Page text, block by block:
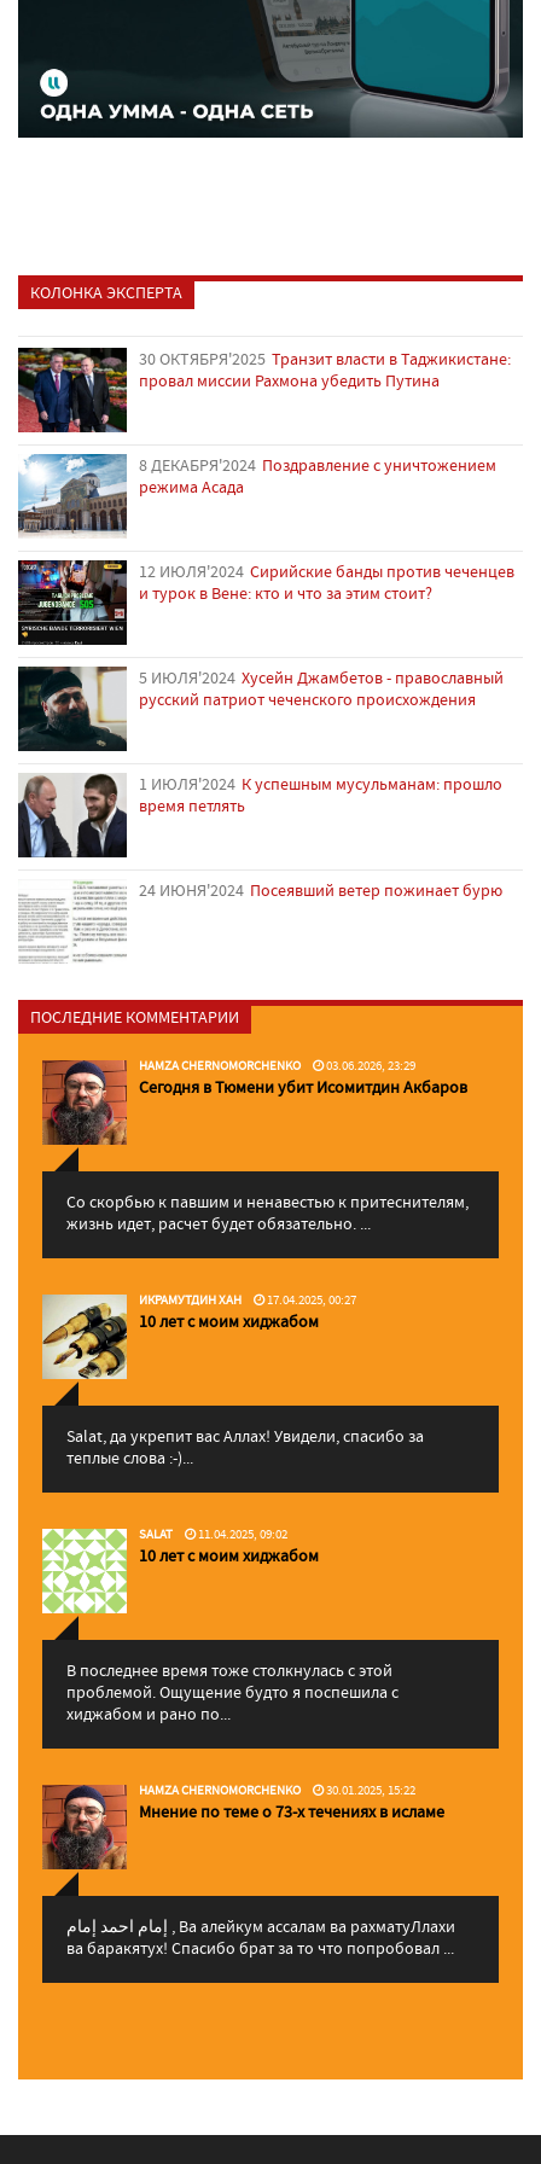
КОЛОНКА ЭКСПЕРТА
30 ОКТЯБРЯ'2025 Транзит власти в Таджикистане:
провал миссии Рахмона убедить Путина
8 ДЕКАБРЯ'2024 Поздравление с уничтожением
режима Асада
12 ИЮЛЯ'2024 Сирийские банды против чеченцев
и турок в Вене: кто и что за этим стоит?
5 ИЮЛЯ'2024 Хусейн Джамбетов - православный
русский патриот чеченского происхождения
1 ИЮЛЯ'2024 К успешным мусульманам: прошло
время петлять
24 ИЮНЯ'2024 Посеявший ветер пожинает бурю
ПОСЛЕДНИЕ КОММЕНТАРИИ
HAMZA CHERNOMORCHENKO 03.06.2026, 23:29
Сегодня в Тюмени убит Исомитдин Акбаров
Со скорбью к павшим и ненавестью к притеснителям,
жизнь идет, расчет будет обязательно. ...
ИКРАМУТДИН ХАН 17.04.2025, 00:27
10 лет с моим хиджабом
Salat, да укрепит вас Аллаx! Увидели, спасибо за
теплые слова :-)...
SALAT 11.04.2025, 09:02
10 лет с моим хиджабом
В последнее время тоже столкнулась с этой
проблемой. Ощущение будто я поспешила с
хиджабом и рано по...
HAMZA CHERNOMORCHENKO 30.01.2025, 15:22
Мнение по теме о 73-х течениях в исламе
إمام احمد إمام , Ва алейкум ассалам ва рахматуЛлахи
ва баракятух! Спасибо брат за то что попробовал ...